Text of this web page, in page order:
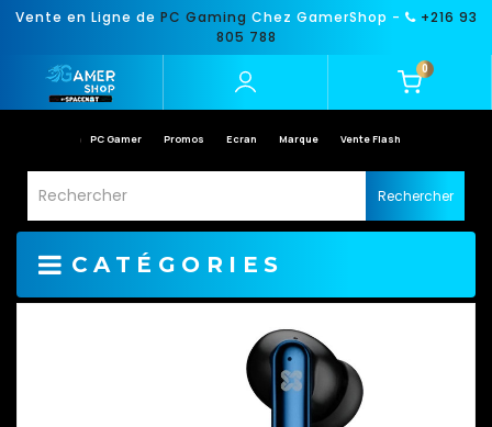
Vente en Ligne de PC Gaming Chez GamerShop -
+216 93
805 788
0
PC Gamer Promos Ecran Marque Vente Flash
Rechercher
CATÉGORIES